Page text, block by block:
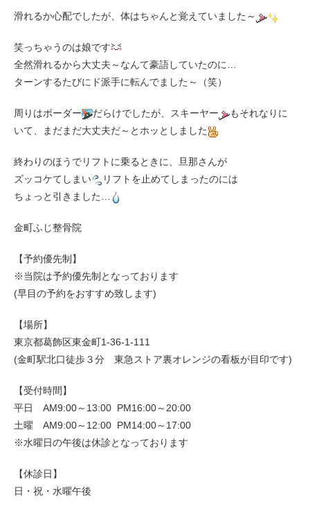
滑れるか心配でしたが、体はちゃんと覚えていました～
笑っちゃうのは娘です
全然滑れるから大丈夫～なんて豪語していたのに…
ターンするたびにド派手に転んでました～（笑）
周りはボーダー だらけでしたが、スキーヤー
もそれなりに
いて、まだまだ大丈夫だ～とホッとしました
終わりのほうでリフトに乗るときに、旦那さんが
ズッコケてしまい
リフトを止めてしまったのには
ちょっと引きました…
金町ふじ整骨院
【予約優先制】
※当院は予約優先制となっております
(早目の予約をおすすめ致します)
【場所】
東京都葛飾区東金町1-36-1-111
(金町駅北口徒歩３分 東急ストア裏オレンジの看板が目印です)
【受付時間】
平日 AM9:00～13:00 PM16:00～20:00
土曜 AM9:00～12:00 PM14:00～17:00
※水曜日の午後は休診となっております
【休診日】
日・祝・水曜午後